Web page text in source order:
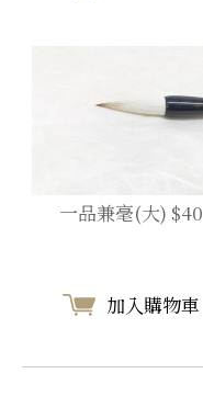
一品兼毫(大) $40
加入購物車